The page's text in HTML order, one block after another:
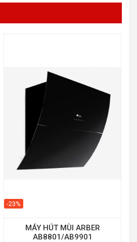
-23%
MÁY HÚT MÙI ARBER
AB8801/AB9901